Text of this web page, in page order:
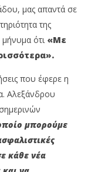
Anytime
μας απαντά σε
της
ότι «Με
που έφερε η
Αλεξάνδρου
μπορούμε
κάθε νέα